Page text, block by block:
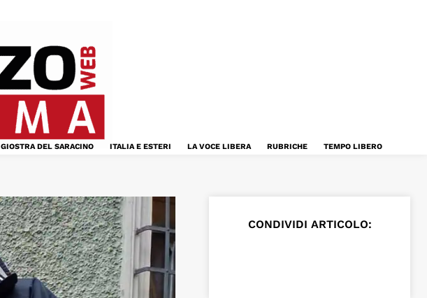
GIOSTRA DEL SARACINO ITALIA E ESTERI LA VOCE LIBERA RUBRICHE TEMPO LIBERO
CONDIVIDI ARTICOLO: